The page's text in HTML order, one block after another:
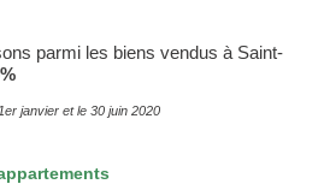
parmi les biens vendus à Saint-
janvier et le 30 juin 2020